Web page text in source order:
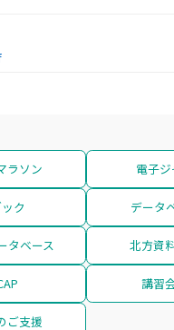
ラソン 電子
ク データ
タベース 北方資
講習
ご支援